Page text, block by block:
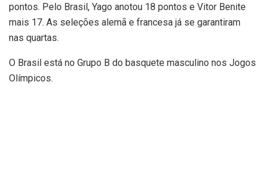
pontos. Pelo Brasil, Yago anotou 18 pontos e Vitor Benite
mais 17. As seleções alemã e francesa já se garantiram
nas quartas.
O Brasil está no Grupo B do basquete masculino nos Jogos
Olímpicos.